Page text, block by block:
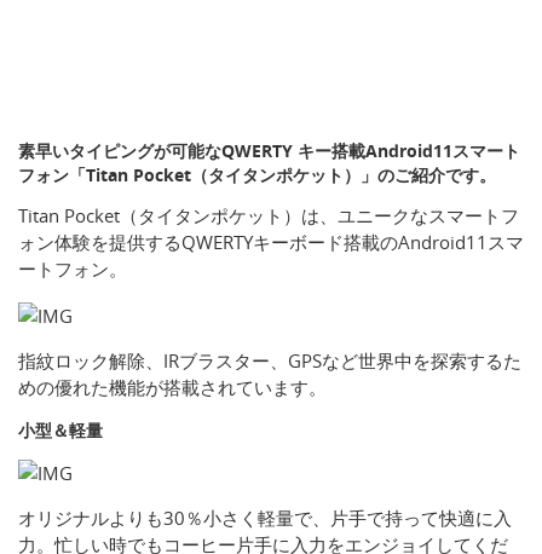
素早いタイピングが可能なQWERTY キー搭載Android11スマート
フォン「Titan Pocket（タイタンポケット）」のご紹介です。
Titan Pocket（タイタンポケット）は、ユニークなスマートフ
ォン体験を提供するQWERTYキーボード搭載のAndroid11スマ
ートフォン。
指紋ロック解除、IRブラスター、GPSなど世界中を探索するた
めの優れた機能が搭載されています。
小型＆軽量
オリジナルよりも30％小さく軽量で、片手で持って快適に入
力。忙しい時でもコーヒー片手に入力をエンジョイしてくだ